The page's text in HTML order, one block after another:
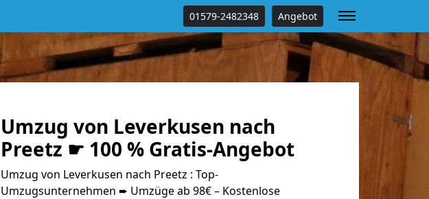
01579-2482348 Angebot
Umzug von Leverkusen nach
Preetz ☛ 100 % Gratis-Angebot
Umzug von Leverkusen nach Preetz : Top-
Umzugsunternehmen ➨ Umzüge ab 98€ – Kostenlose